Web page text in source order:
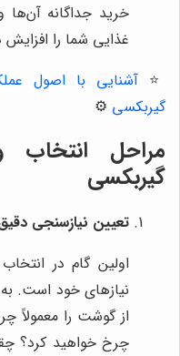
خرید جداگانه آن‌ها
غذایی شما را
⭐️ آشنایی با اصول
گیربکسی ⚙️
مراحل
گیربکسی
تعیین نیازسنجی
اولین گام در
نیازهای خود است.
از گوشت را معمولاً
چرخ خواهید کرد؟